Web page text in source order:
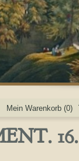
Mein Warenkorb (0)
16.